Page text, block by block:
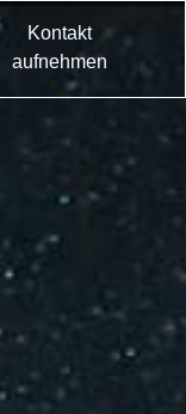
Kontakt
aufnehmen